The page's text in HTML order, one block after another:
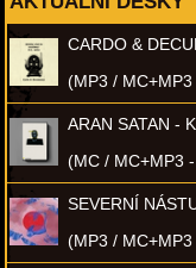
CARDO &
(MP3 /
ARAN SATAN -
(MC / MC+MP3
SEVERNÍ
(MP3 /